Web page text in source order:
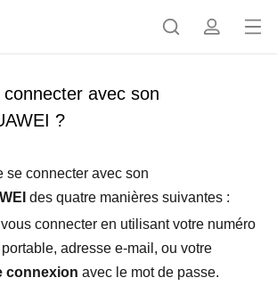
R
h
p
Ou
avec son
?
se connecter avec son
des quatre manières suivantes :
connecter en utilisant votre numéro
adresse e-mail, ou votre
connexion avec le mot de passe.